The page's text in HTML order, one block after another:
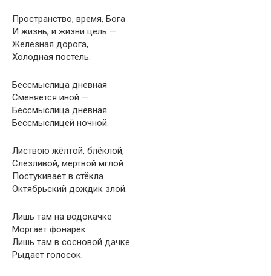
Пространство, время, Бога
И жизнь, и жизни цель —
Железная дорога,
Холодная постель.
Бессмыслица дневная
Сменяется иной —
Бессмыслица дневная
Бессмыслицей ночной.
Листвою жёлтой, блёклой,
Слезливой, мёртвой мглой
Постукивает в стёкла
Октябрьский дождик злой.
Лишь там на водокачке
Моргает фонарёк.
Лишь там в сосновой дачке
Рыдает голосок.